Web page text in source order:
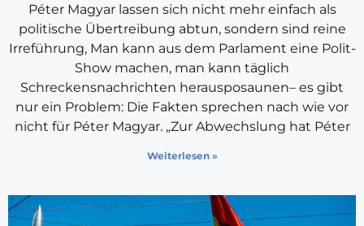
Péter Magyar lassen sich nicht mehr einfach als
politische Übertreibung abtun, sondern sind reine
Irreführung, Man kann aus dem Parlament eine Polit-
Show machen, man kann täglich
Schreckensnachrichten herausposaunen– es gibt
nur ein Problem: Die Fakten sprechen nach wie vor
nicht für Péter Magyar. „Zur Abwechslung hat Péter
Weiterlesen »